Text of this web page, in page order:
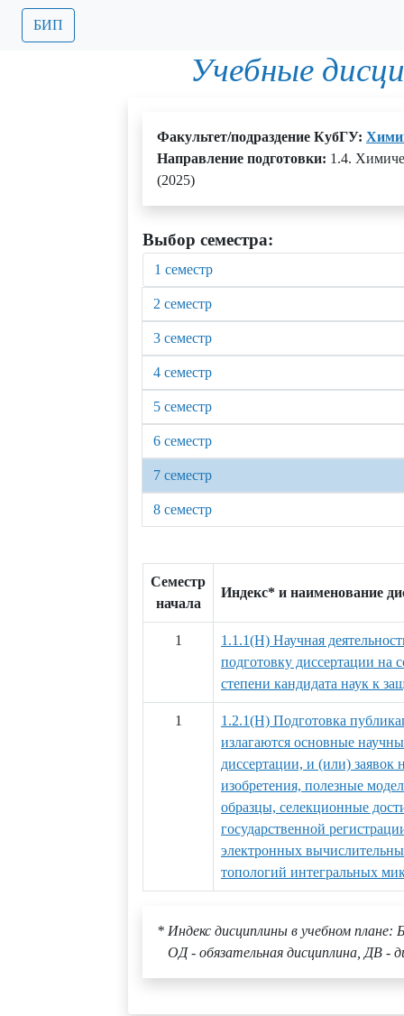
БИП
Учебные
Факультет/подраздение КубГУ:
Направление подготовки: 1.4.
(2025)
Выбор семестра:
1 семестр
2 семестр
3 семестр
4 семестр
5 семестр
6 семестр
7 семестр
8 семестр
Семестр
начала
Индекс* и наименование
1
1.1.1(Н) Научная
подготовку диссертации на
степени кандидата наук к
1
1.2.1(Н) Подготовка
излагаются основные
диссертации, и (или) заявок
изобретения, полезные
образцы, селекционные
государственной
электронных
топологий интегральных
* Индекс дисциплины в учебном плане:
ОД - обязательная дисциплина, ДВ -